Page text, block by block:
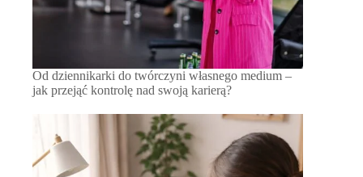
Od dziennikarki do twórczyni własnego medium –
jak przejąć kontrolę nad swoją karierą?